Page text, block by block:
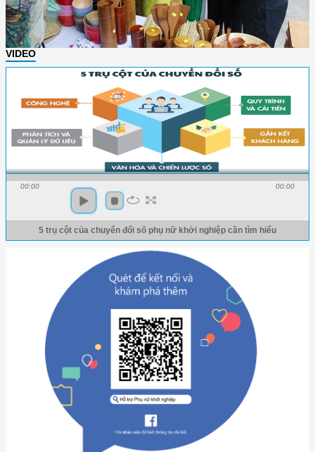
VIDEO
00:00 00:00
5 trụ cột của chuyển đổi số phụ nữ khởi nghiệp cần tìm hiểu